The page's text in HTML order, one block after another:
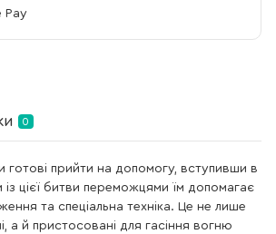
Pay
0
прийти на допомогу, вступивши в
із цієї битви переможцями їм допомагає
та спеціальна техніка. Це не лише
а й пристосовані для гасіння вогню